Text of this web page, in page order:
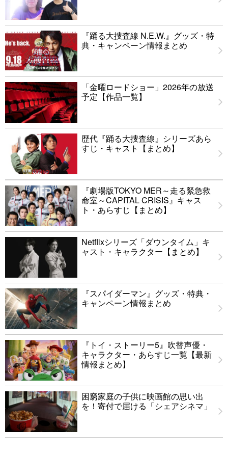
『踊る大捜査線 N.E.W.』グッズ・特
典・キャンペーン情報まとめ
「金曜ロードショー」2026年の放送
予定【作品一覧】
歴代『踊る大捜査線』シリーズあら
すじ・キャスト【まとめ】
『劇場版TOKYO MER～走る緊急救
命室～CAPITAL CRISIS』キャス
ト・あらすじ【まとめ】
Netflixシリーズ「ダウンタイム」キ
ャスト・キャラクター【まとめ】
『スパイダーマン』グッズ・特典・
キャンペーン情報まとめ
『トイ・ストーリー5』吹替声優・
キャラクター・あらすじ一覧【最新
情報まとめ】
困窮家庭の子供に映画館の思い出
を！寄付で届ける「シェアシネマ」